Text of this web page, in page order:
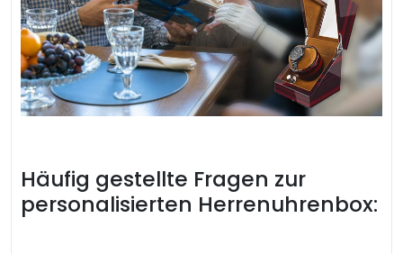
Häufig gestellte Fragen zur
personalisierten Herrenuhrenbox: